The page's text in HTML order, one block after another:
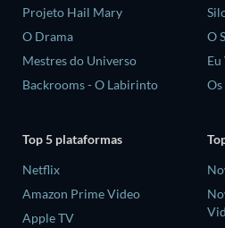
Projeto Hail Mary
O Drama
Mestres do Universo
Backrooms - O Labirinto
O
Top 5 plataformas
Netflix
Amazon Prime Video
Apple TV